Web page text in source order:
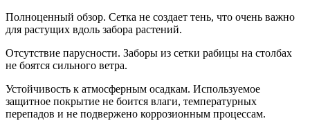
Полноценный обзор. Сетка не создает тень, что очень важно
для растущих вдоль забора растений.
Отсутствие парусности. Заборы из сетки рабицы на столбах
не боятся сильного ветра.
Устойчивость к атмосферным осадкам. Используемое
защитное покрытие не боится влаги, температурных
перепадов и не подвержено коррозионным процессам.